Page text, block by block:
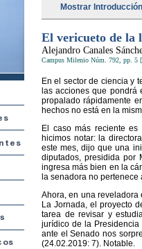
Mostrar
El vericueto de la
Alejandro Canales
Campus Milenio Núm. 792, pp. 5
En el sector de ciencia y
las acciones que
propalado rápidamente
hechos no está en la
El caso más reciente
hicimos notar: la
este mes, dijo que una
diputados, presidida por
ingresa más bien en la
la senadora no
Ahora, en una
La Jornada, el proyecto
tarea de revisar y
jurídico de la
ante el Senado nos
(24.02.2019: 7). Notable.